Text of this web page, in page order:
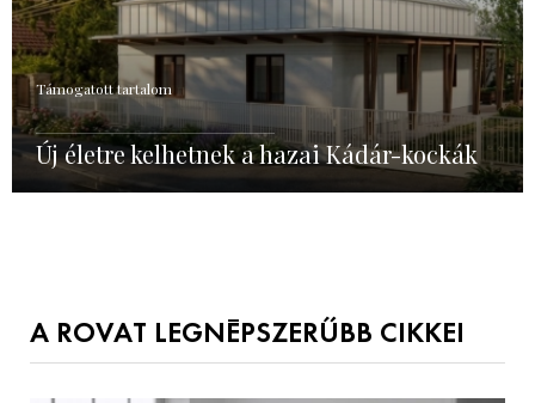
Támogatott tartalom
Új életre kelhetnek a hazai Kádár-kockák
A ROVAT LEGNÉPSZERŰBB CIKKEI